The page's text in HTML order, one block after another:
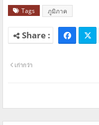
Tags ภูมิภาค
เก่ากว่า